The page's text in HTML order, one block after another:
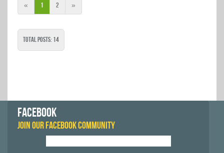
« 1 2 »
Total Posts: 14
FACEBOOK
JOIN OUR FACEBOOK COMMUNITY